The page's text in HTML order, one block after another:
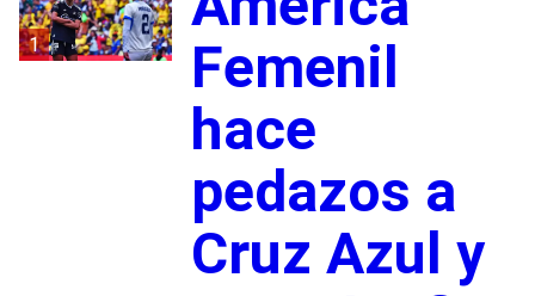
1
Femenil
hace
pedazos a
Cruz Azul y